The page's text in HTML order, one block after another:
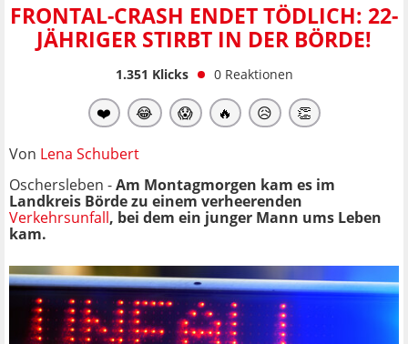
FRONTAL-CRASH ENDET TÖDLICH: 22-
JÄHRIGER STIRBT IN DER BÖRDE!
1.351 Klicks 0 Reaktionen
❤️ 😂 😱 🔥 😥 👏
Von Lena Schubert
Oschersleben -Am Montagmorgen kam es im
Landkreis Börde zu einem verheerenden
Verkehrsunfall, bei dem ein junger Mann ums Leben
kam.